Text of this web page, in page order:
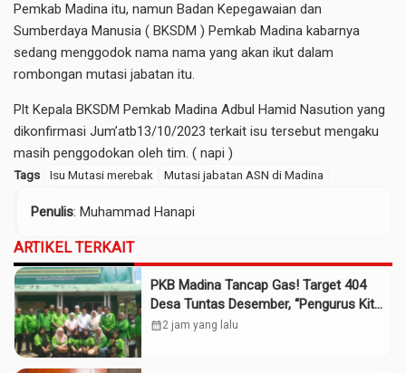
Pemkab Madina itu, namun Badan Kepegawaian dan
Sumberdaya Manusia ( BKSDM ) Pemkab Madina kabarnya
sedang menggodok nama nama yang akan ikut dalam
rombongan mutasi jabatan itu.
Plt Kepala BKSDM Pemkab Madina Adbul Hamid Nasution yang
dikonfirmasi Jum’atb13/10/2023 terkait isu tersebut mengaku
masih penggodokan oleh tim. ( napi )
Tags Isu Mutasi merebak Mutasi jabatan ASN di Madina
Penulis: Muhammad Hanapi
ARTIKEL TERKAIT
PKB Madina Tancap Gas! Target 404
Desa Tuntas Desember, “Pengurus Kita
Adalah Tokoh”
calendar_month2 jam yang lalu